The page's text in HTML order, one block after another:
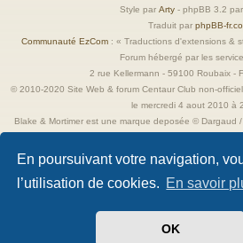
En poursuivant votre navigation,
l’utilisation de cookies. En savoir
OK
Style par Arty - phpBB 3.2
Traduit par phpBB-
Communauté EzCom : « Traductions d'extensions &
Forum hébergé par les
2 rue Kellermann - 59100 Roubaix -
© 2010-2020 Site Web & forum Centaur Club non-
le mercredi 4 aout 2010 à
Blake & Mortimer est une marque deposée © Dargaud
Toutes les images incluses dans ces pages sont la
ayant droits et/ou
Elles ne sont ici qu'à titre de référence ou d'illustration.